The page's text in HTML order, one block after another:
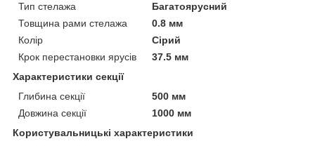
Тип стелажа
Багатоярусний
Товщина рами стелажа
0.8 мм
Колір
Сірий
Крок перестановки ярусів
37.5 мм
Характеристики секції
Глибина секції
500 мм
Довжина секції
1000 мм
Користувальницькі характеристики